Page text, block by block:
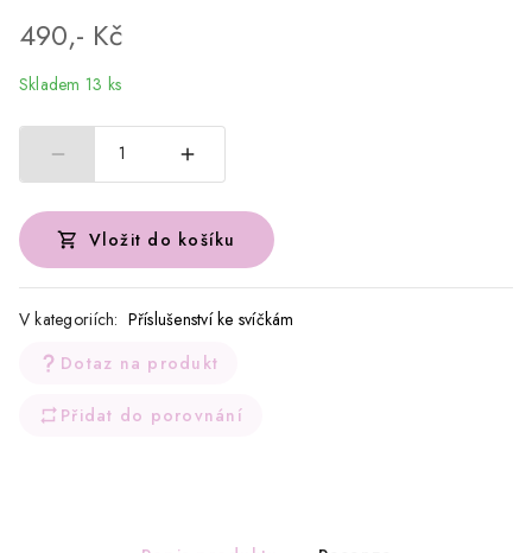
490,- Kč
Skladem 13 ks
1
Vložit do košíku
V kategoriích: Příslušenství ke svíčkám
Dotaz na produkt
Přidat do porovnání